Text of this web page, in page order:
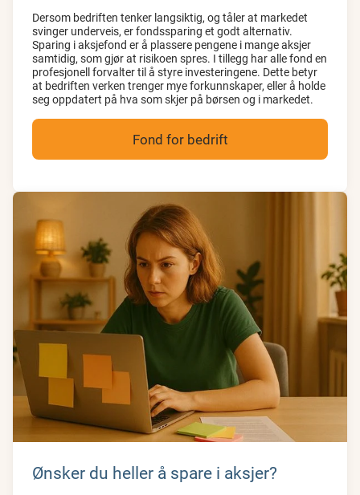
Dersom bedriften tenker langsiktig, og tåler at markedet
svinger underveis, er fondssparing et godt alternativ.
Sparing i aksjefond er å plassere pengene i mange aksjer
samtidig, som gjør at risikoen spres. I tillegg har alle fond en
profesjonell forvalter til å styre investeringene. Dette betyr
at bedriften verken trenger mye forkunnskaper, eller å holde
seg oppdatert på hva som skjer på børsen og i markedet.
Fond for bedrift
Ønsker du heller å spare i aksjer?